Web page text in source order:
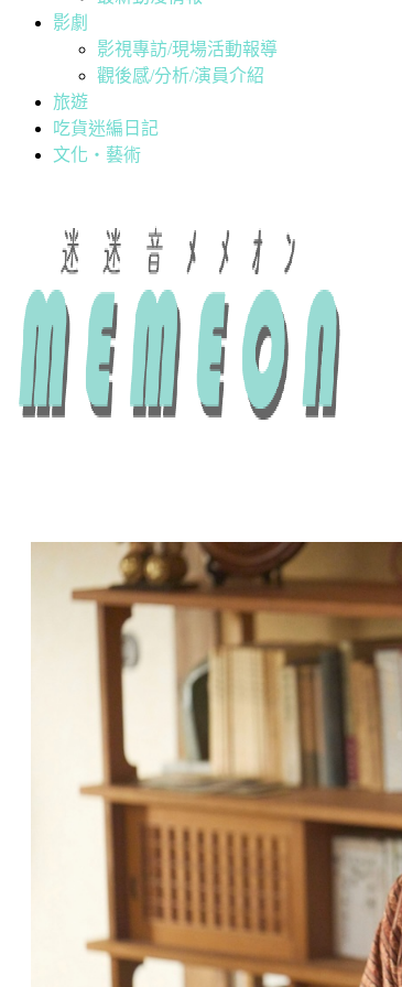
影劇
影視專訪/現場活動報導
觀後感/分析/演員介紹
旅遊
吃貨迷編日記
文化・藝術